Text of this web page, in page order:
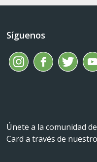
Síguenos
Únete a la comunidad
Card a través de